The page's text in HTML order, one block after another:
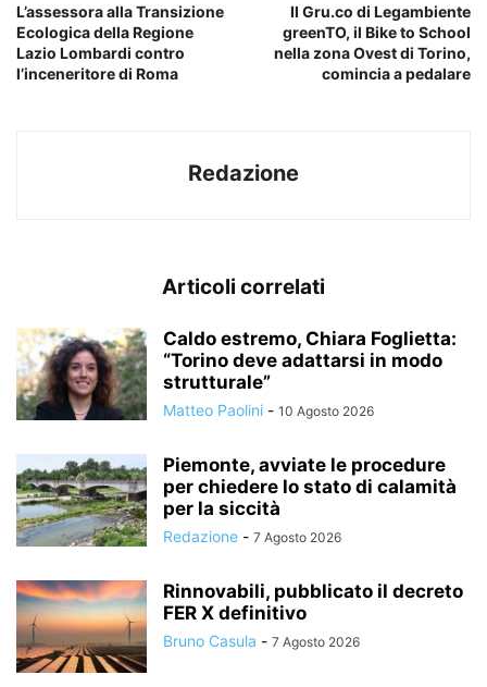
L’assessora alla Transizione
Ecologica della Regione
Lazio Lombardi contro
l’inceneritore di Roma
Il Gru.co di Legambiente
greenTO, il Bike to School
nella zona Ovest di Torino,
comincia a pedalare
Redazione
Articoli correlati
Caldo estremo, Chiara Foglietta:
“Torino deve adattarsi in modo
strutturale”
Matteo Paolini - 10 Agosto 2026
Piemonte, avviate le procedure
per chiedere lo stato di calamità
per la siccità
Redazione - 7 Agosto 2026
Rinnovabili, pubblicato il decreto
FER X definitivo
Bruno Casula - 7 Agosto 2026